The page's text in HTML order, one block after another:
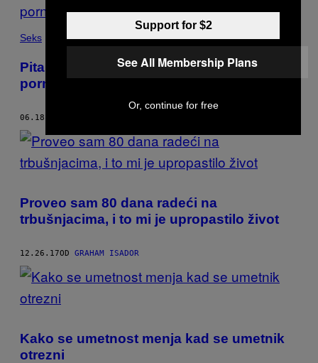
Seks
Pitali smo ljude koliko pornića je previše
pornića
06.18.18
Proveo sam 80 dana radeći na
trbušnjacima, i to mi je upropastilo život
12.26.17OD GRAHAM ISADOR
Kako se umetnost menja kad se umetnik
otrezni
Support for $2
See All Membership Plans
Or, continue for free